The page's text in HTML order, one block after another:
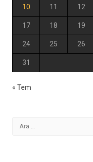
10 11 12
17 18 19
24 25 26
31
« Tem